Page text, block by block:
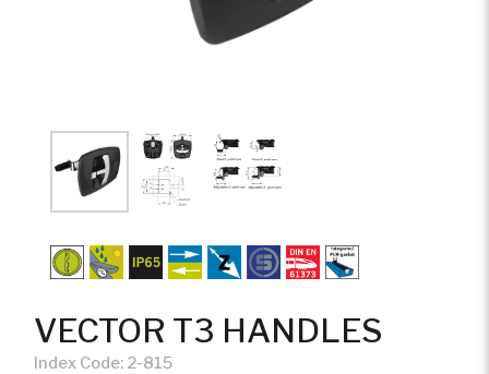
Schifffahrt
Vision Home™
Vehicle ventilation, lighting and
Svenska
VECTOR T3 HANDLES
Index Code: 2-815